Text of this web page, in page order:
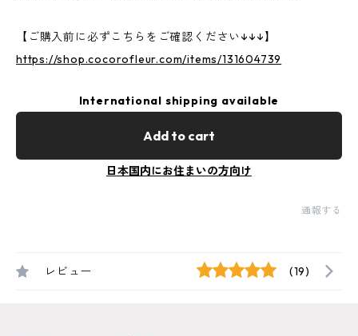
【ご購入前に必ずこちらをご確認ください↓↓↓】
https://shop.cocorofleur.com/items/131604739
International shipping available
Add to cart
日本国内にお住まいの方向け
通報する
レビュー (19)